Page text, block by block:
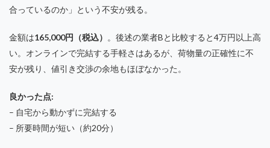
合っているのか」という不安が残る。
金額は165,000円（税込） 。後述の業者Bと比較すると4万円以上高
い。オンラインで完結する手軽さはあるが、荷物量の正確性に不
安が残り、値引き交渉の余地もほぼなかった。
良かった点:
– 自宅から動かずに完結する
– 所要時間が短い（約20分）